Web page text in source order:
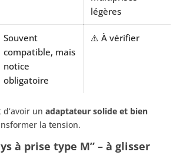
légères
Souvent
compatible, mais
notice
obligatoire
⚠️ À vérifier
d’avoir un adaptateur solide et bien
la tension.
à prise type M” – à glisser